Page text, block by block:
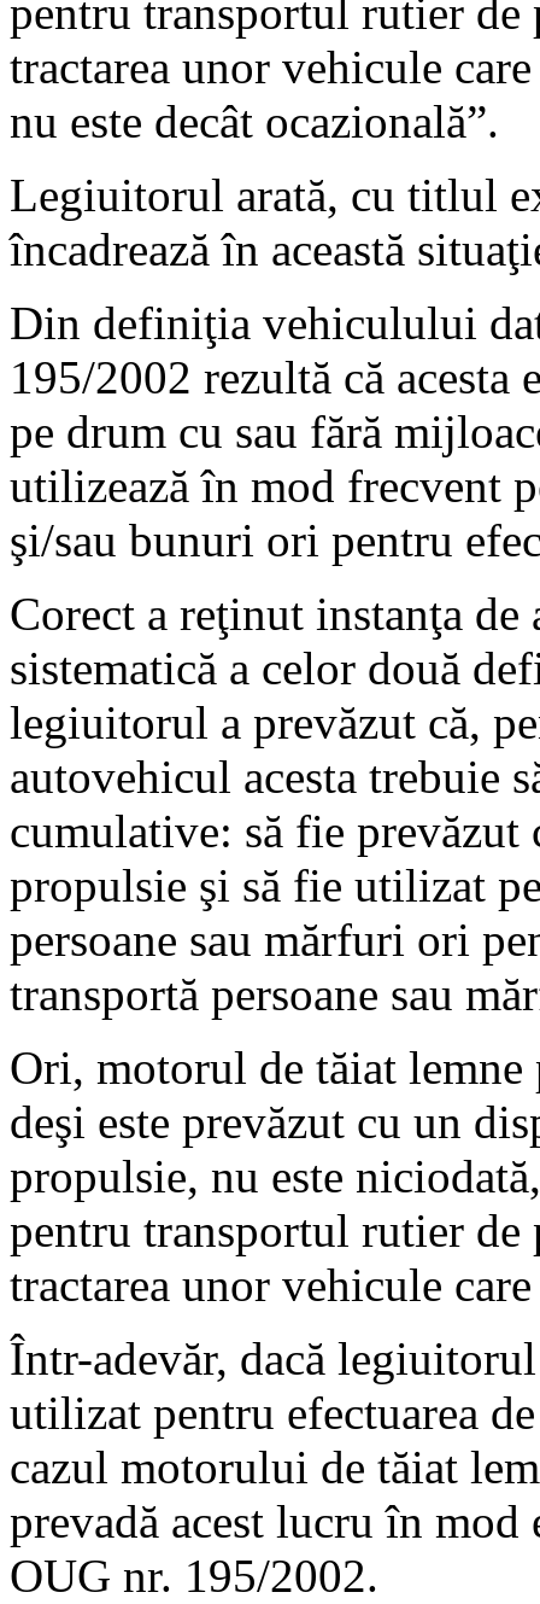
pentru transportul rutier de
tractarea unor vehicule
nu este decât ocazională”.
Legiuitorul arată, cu titlul
încadrează în această
Din definiţia vehiculului
195/2002 rezultă că acesta
pe drum cu sau fără
utilizează în mod frecvent
şi/sau bunuri ori pentru
Corect a reţinut instanţa de
sistematică a celor două
legiuitorul a prevăzut că,
autovehicul acesta trebuie
cumulative: să fie
propulsie şi să fie utilizat
persoane sau mărfuri ori
transportă persoane sau
Ori, motorul de tăiat
deşi este prevăzut cu un
propulsie, nu este
pentru transportul rutier de
tractarea unor vehicule
Într-adevăr, dacă
utilizat pentru efectuarea
cazul motorului de tăiat
prevadă acest lucru în
OUG nr. 195/2002.